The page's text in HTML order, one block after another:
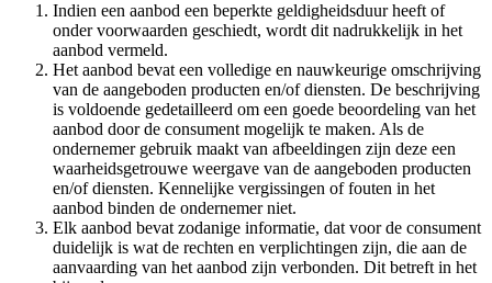
Indien een aanbod een beperkte geldigheidsduur heeft of
onder voorwaarden geschiedt, wordt dit nadrukkelijk in het
aanbod vermeld.
Het aanbod bevat een volledige en nauwkeurige omschrijving
van de aangeboden producten en/of diensten. De beschrijving
is voldoende gedetailleerd om een goede beoordeling van het
aanbod door de consument mogelijk te maken. Als de
ondernemer gebruik maakt van afbeeldingen zijn deze een
waarheidsgetrouwe weergave van de aangeboden producten
en/of diensten. Kennelijke vergissingen of fouten in het
aanbod binden de ondernemer niet.
Elk aanbod bevat zodanige informatie, dat voor de consument
duidelijk is wat de rechten en verplichtingen zijn, die aan de
aanvaarding van het aanbod zijn verbonden. Dit betreft in het